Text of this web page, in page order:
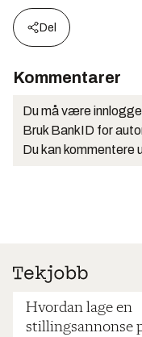
Del
Kommentarer
Du må være
Bruk BankID for
Du kan kommentere
Hvordan lage en
stillingsannonse